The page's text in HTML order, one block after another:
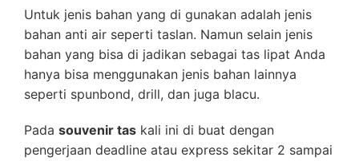
Untuk jenis bahan yang di gunakan adalah jenis
bahan anti air seperti taslan. Namun selain jenis
bahan yang bisa di jadikan sebagai tas lipat Anda
hanya bisa menggunakan jenis bahan lainnya
seperti spunbond, drill, dan juga blacu.
Pada souvenir tas kali ini di buat dengan
pengerjaan deadline atau express sekitar 2 sampai